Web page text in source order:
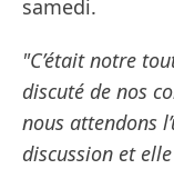
samedi.
"C’était notre
discuté de nos
nous attendons
discussion et